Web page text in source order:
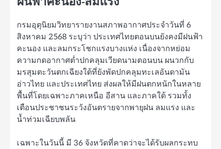
กรมอุตุนิยมวิทยารายงานสภาพอากาศประจำวันที่ 6
สิงหาคม 2568 ระบุว่า ประเทศไทยตอนบนยังคงมีฝนฟ้า
คะนอง และลมกระโชกแรงบางแห่ง เนื่องจากหย่อม
ความกดอากาศต่ำปกคลุมเวียดนามตอนบน ผนวกกับ
มรสุมตะวันตกเฉียงใต้ที่ยังพัดปกคลุมทะเลอันดามัน
อ่าวไทย และประเทศไทย ส่งผลให้มีฝนตกหนักในหลาย
พื้นที่โดยเฉพาะภาคเหนือ อีสาน และภาคใต้ รวมทั้ง
เตือนประชาชนระวังอันตรายจากพายุฝน ลมแรง และ
น้ำท่วมเฉียบพลัน
เฉพาะในวันนี้ มี 36 จังหวัดที่คาดว่าจะได้รับผลกระทบ